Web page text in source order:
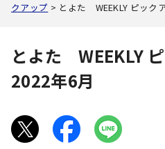
クアップ > とよた WEEKLY ピック
とよた WEEKLY
2022年6月